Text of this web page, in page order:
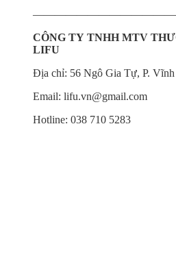
CÔNG TY TNHH MTV
LIFU
Địa chỉ: 56 Ngô Gia Tự, P.
Email: lifu.vn@gmail.com
Hotline: 038 710 5283